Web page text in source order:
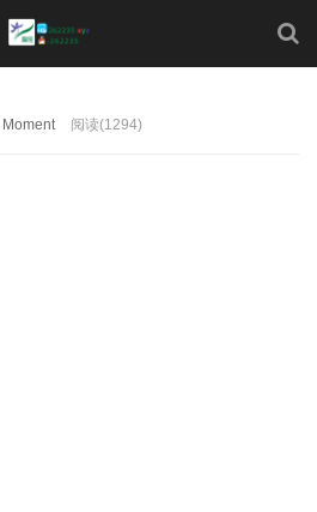
Moment 阅读(1294)